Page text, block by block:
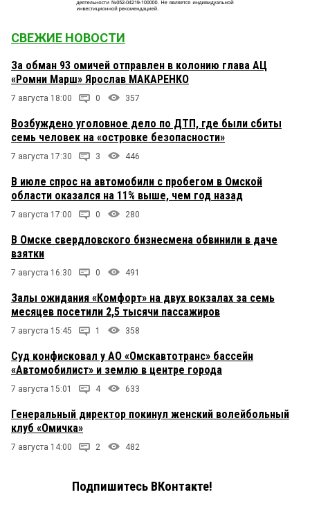
СВЕЖИЕ НОВОСТИ
За обман 93 омичей отправлен в колонию глава АЦ
«Ромни Марш» Ярослав МАКАРЕНКО
7 августа 18:00 0 357
Возбуждено уголовное дело по ДТП, где были сбиты
семь человек на «островке безопасности»
7 августа 17:30 3 446
В июле спрос на автомобили с пробегом в Омской
области оказался на 11% выше, чем год назад
7 августа 17:00 0 280
В Омске свердловского бизнесмена обвинили в даче
взятки
7 августа 16:30 0 491
Залы ожидания «Комфорт» на двух вокзалах за семь
месяцев посетили 2,5 тысячи пассажиров
7 августа 15:45 1 358
Суд конфисковал у АО «Омскавтотранс» бассейн
«Автомобилист» и землю в центре города
7 августа 15:01 4 633
Генеральный директор покинул женский волейбольный
клуб «Омичка»
7 августа 14:00 2 482
Подпишитесь ВКонтакте!